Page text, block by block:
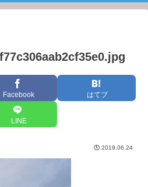
Facebook はてブ
LINE
2019.06.24